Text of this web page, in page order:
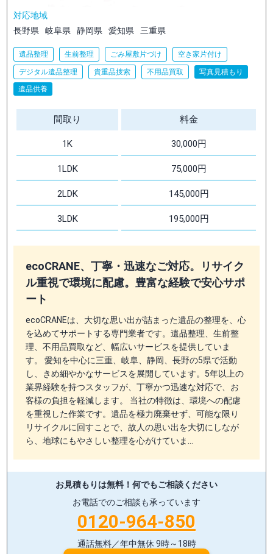
対応地域
長野県
岐阜県 静岡県 愛知県 三重県
遺品整理 生前整理 ごみ屋敷片づけ 空き家片付け
デジタル遺品整理 貴重品捜索 不用品買取
写真見積もり
遺品供養
間取り 料金
1K 30,000円
1LDK 75,000円
2LDK 145,000円
3LDK 195,000円
ecoCRANE、丁寧・迅速なご対応。リサイク
ル重視で環境に配慮。豊富な経験で安心サポ
ート
ecoCRANEは、大切な思い出が詰まった遺品の整理を、心
を込めてサポートする専門業者です。遺品整理、生前整
理、不用品買取など、幅広いサービスを提供していま
す。 愛知を中心に三重、岐阜、静岡、長野の5県で活動
し、きめ細やかなサービスを展開しています。5年以上の
業界経験を持つスタッフが、丁寧かつ迅速な対応で、お
客様の負担を軽減します。 当社の特徴は、環境への配慮
を重視した作業です。遺品を極力廃棄せず、可能な限り
リサイクルに回すことで、故人の思い出を大切にしなが
ら、地球にもやさしい整理を心がけていま…
お見積もりは無料！ 何でもご相談ください
お電話でのご相談も承っています
0120-964-850
通話無料／年中無休 9時～18時